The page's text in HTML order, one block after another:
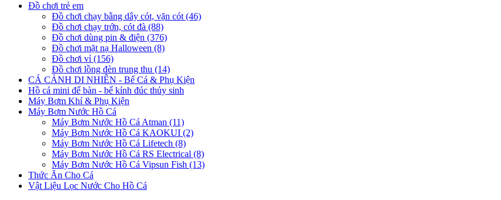
Đồ chơi trẻ em
Đồ chơi chạy bằng dây cót, vặn cót (46)
Đồ chơi chạy trớn, cót đà (88)
Đồ chơi dùng pin & điện (376)
Đồ chơi mặt nạ Halloween (8)
Đồ chơi vỉ (156)
Đồ chơi lồng đèn trung thu (14)
CÁ CẢNH DI NHIÊN - Bể Cá & Phụ Kiện
Hồ cá mini để bàn - bể kính đúc thủy sinh
Máy Bơm Khí & Phụ Kiện
Máy Bơm Nước Hồ Cá
Máy Bơm Nước Hồ Cá Atman (11)
Máy Bơm Nước Hồ Cá KAOKUI (2)
Máy Bơm Nước Hồ Cá Lifetech (8)
Máy Bơm Nước Hồ Cá RS Electrical (8)
Máy Bơm Nước Hồ Cá Vipsun Fish (13)
Thức Ăn Cho Cá
Vật Liệu Lọc Nước Cho Hồ Cá